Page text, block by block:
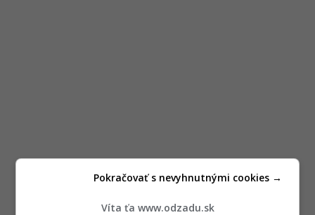
Víta ťa www.odzadu.sk
Pokračovať s nevyhnutnými cookies →